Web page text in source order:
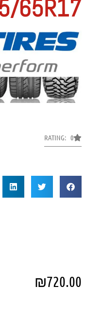
65R17
RATING: 0
₪720.00